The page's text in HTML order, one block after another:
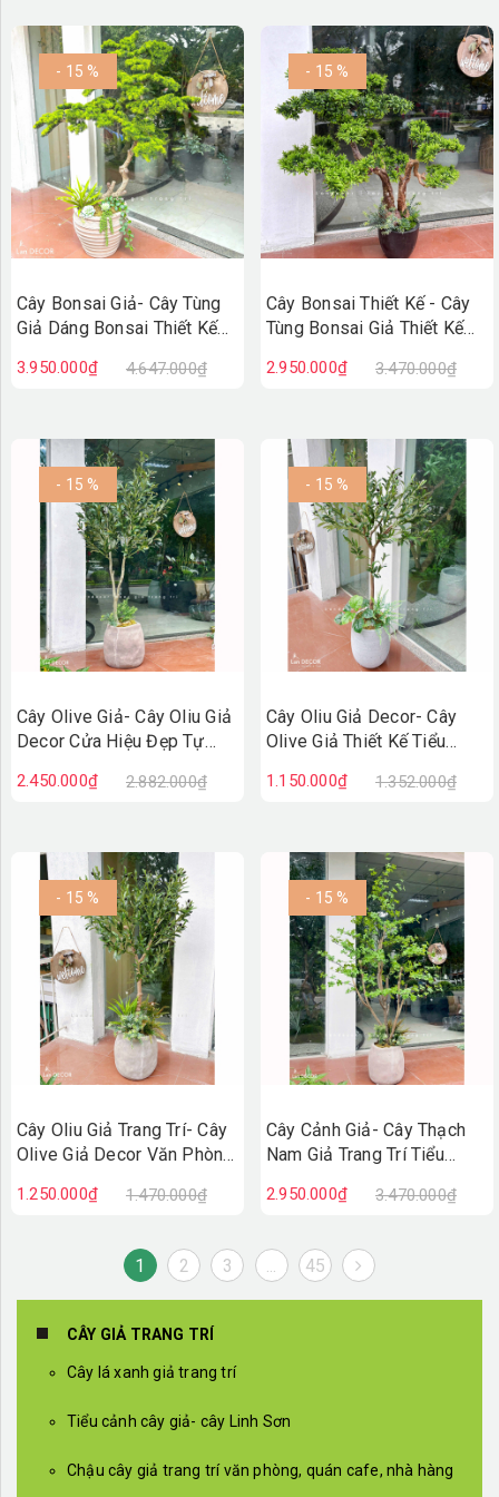
- 15 %
Cây Bonsai Giả- Cây Tùng
Giả Dáng Bonsai Thiết Kế
CC1377
3.950.000₫ 4.647.000₫
- 15 %
Cây Bonsai Thiết Kế - Cây
Tùng Bonsai Giả Thiết Kế
CC1335
2.950.000₫ 3.470.000₫
- 15 %
Cây Olive Giả- Cây Oliu Giả
Decor Cửa Hiệu Đẹp Tự
2.450.000₫ 2.882.000₫
- 15 %
Cây Oliu Giả Decor- Cây
Olive Giả Thiết Kế Tiểu
(140cm)- CC1381
1.150.000₫ 1.352.000₫
- 15 %
Cây Oliu Giả Trang Trí- Cây
Olive Giả Decor Văn Phòng
1.250.000₫ 1.470.000₫
- 15 %
Cây Cảnh Giả- Cây Thạch
Nam Giả Trang Trí Tiểu
2.950.000₫ 3.470.000₫
1 2 3 ... 45
CÂY GIẢ TRANG TRÍ
Cây lá xanh giả trang trí
Tiểu cảnh cây giả- cây Linh Sơn
Chậu cây giả trang trí văn phòng, quán cafe, nhà hàng